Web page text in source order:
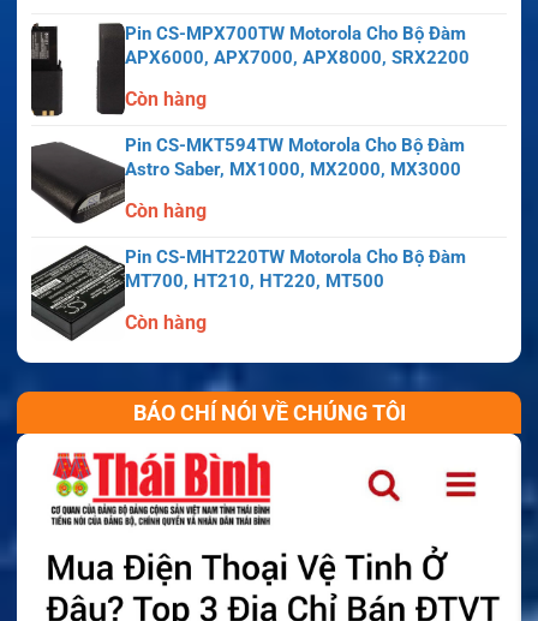
Pin CS-MPX700TW Motorola Cho Bộ Đàm
APX6000, APX7000, APX8000, SRX2200
Còn hàng
Pin CS-MKT594TW Motorola Cho Bộ Đàm
Astro Saber, MX1000, MX2000, MX3000
Còn hàng
Pin CS-MHT220TW Motorola Cho Bộ Đàm
MT700, HT210, HT220, MT500
Còn hàng
BÁO CHÍ NÓI VỀ CHÚNG TÔI